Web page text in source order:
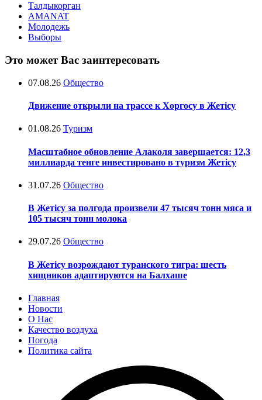
Талдыкорган
AMANAT
Молодежь
Выборы
Это может Вас заинтересовать
07.08.26 Общество
Движение открыли на трассе к Хоргосу в Жетісу
01.08.26 Туризм
Масштабное обновление Алаколя завершается: 12,3
миллиарда тенге инвестировано в туризм Жетісу
31.07.26 Общество
В Жетісу за полгода произвели 47 тысяч тонн мяса и
105 тысяч тонн молока
29.07.26 Общество
В Жетісу возрождают туранского тигра: шесть
хищников адаптируются на Балхаше
Главная
Новости
О Нас
Качество воздуха
Погода
Политика сайта